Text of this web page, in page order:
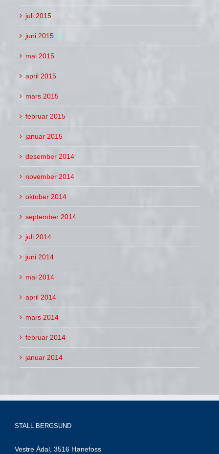
juli 2015
juni 2015
mai 2015
april 2015
mars 2015
februar 2015
januar 2015
desember 2014
november 2014
oktober 2014
september 2014
juli 2014
juni 2014
mai 2014
april 2014
mars 2014
februar 2014
januar 2014
STALL BERGSUND
Vestre Ådal, 3516 Hønefoss